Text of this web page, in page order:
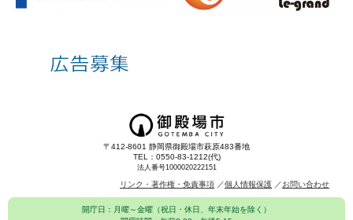
〒412-8601 静岡県御殿場市萩原483番地
TEL：0550-83-1212(代)
法人番号1000020222151
リンク・著作権・免責事項 個人情報保護 お問い合わせ
開庁日：月曜～金曜（祝日・休日、年末年始を除く）